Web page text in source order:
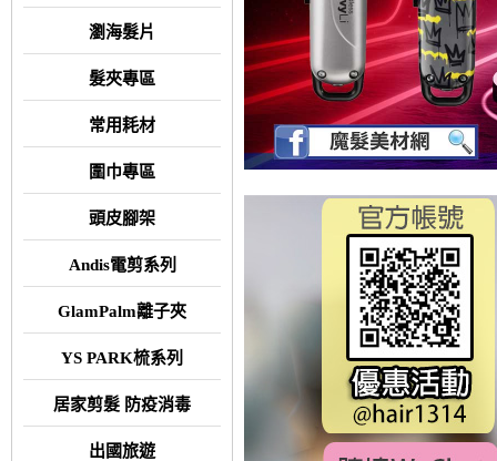
瀏海髮片
髮夾專區
常用耗材
圍巾專區
頭皮腳架
Andis電剪系列
GlamPalm離子夾
YS PARK梳系列
居家剪髮 防疫消毒
出國旅遊